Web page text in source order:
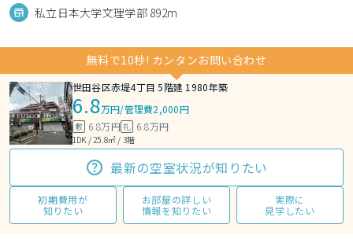
私立日本大学文理学部 892m
無料で10秒! カンタンお問い合わせ
世田谷区赤堤4丁目 5階建 1980年築
6.8万円/管理費2,000円
敷 6.8万円礼 6.8万円
1DK / 25.8㎡ / 3階
最新の空室状況が知りたい
初期費用が
知りたい
お部屋の詳しい
情報を知りたい
実際に
見学したい